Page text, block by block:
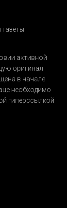
активной
оригинал
в начале
необходимо
гиперссылкой